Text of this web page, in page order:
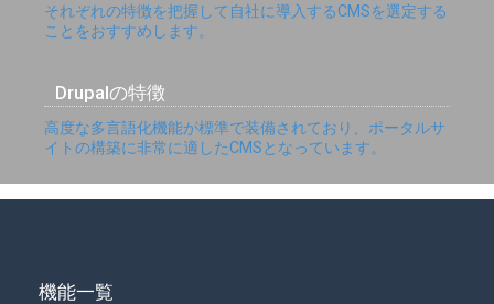
それぞれの特徴を把握して自社に導入するCMSを選定する
ことをおすすめします。
Drupalの特徴
高度な多言語化機能が標準で装備されており、ポータルサ
イトの構築に非常に適したCMSとなっています。
機能一覧